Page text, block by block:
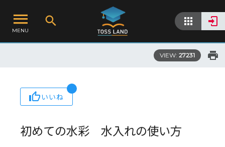
MENU
VIEW: 27231
いいね
初めての水彩 水入れの使い方